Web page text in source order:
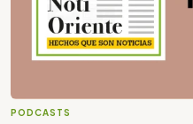
PODCASTS